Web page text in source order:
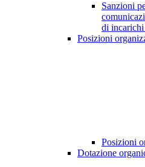
Sanzioni
di
Posizioni
Posizioni
Dotazione